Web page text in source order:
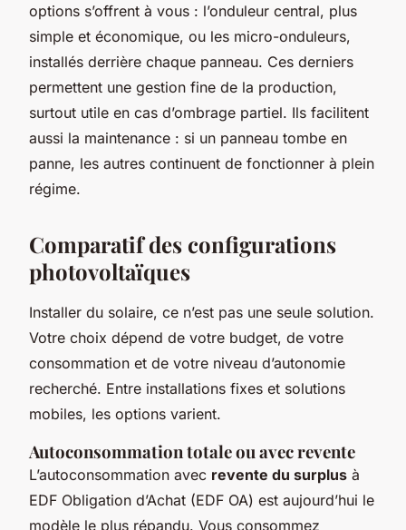
options s’offrent à vous : l’onduleur central, plus
simple et économique, ou les micro-onduleurs,
installés derrière chaque panneau. Ces derniers
permettent une gestion fine de la production,
surtout utile en cas d’ombrage partiel. Ils facilitent
aussi la maintenance : si un panneau tombe en
panne, les autres continuent de fonctionner à plein
régime.
Comparatif des configurations
photovoltaïques
Installer du solaire, ce n’est pas une seule solution.
Votre choix dépend de votre budget, de votre
consommation et de votre niveau d’autonomie
recherché. Entre installations fixes et solutions
mobiles, les options varient.
Autoconsommation totale ou avec revente
L’autoconsommation avec revente du surplus à
EDF Obligation d’Achat (EDF OA) est aujourd’hui le
modèle le plus répandu. Vous consommez